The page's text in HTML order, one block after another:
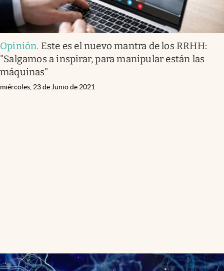
Opinión. Este es el nuevo mantra de los RRHH:
"Salgamos a inspirar, para manipular están las
máquinas"
miércoles, 23 de Junio de 2021